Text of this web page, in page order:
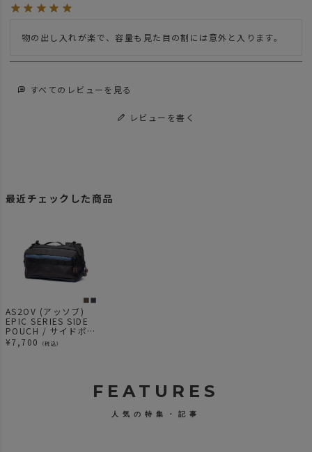
物の出し入れが楽で、容量も見た目の割には意外と入ります。
すべてのレビューを見る
レビューを書く
最近チェックした商品
AS2OV (アッソブ)
EPIC SERIES SIDE
POUCH / サイドポー
チ
¥7,700 （税込）
FEATURES
人気の特集・記事